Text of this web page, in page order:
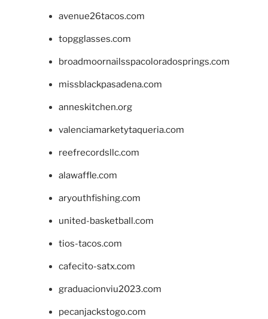
avenue26tacos.com
topgglasses.com
broadmoornailsspacoloradosprings.com
missblackpasadena.com
anneskitchen.org
valenciamarketytaqueria.com
reefrecordsllc.com
alawaffle.com
aryouthfishing.com
united-basketball.com
tios-tacos.com
cafecito-satx.com
graduacionviu2023.com
pecanjackstogo.com